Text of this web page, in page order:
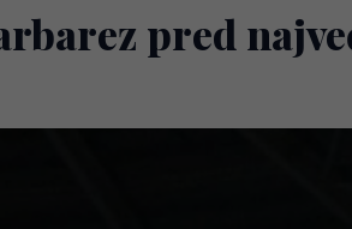
pred